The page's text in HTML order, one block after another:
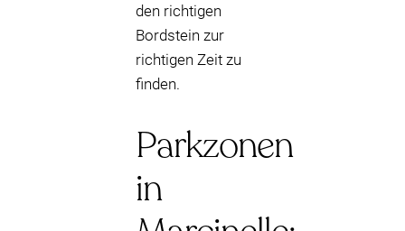
den richtigen
Bordstein zur
richtigen Zeit zu
finden.
Parkzonen
in